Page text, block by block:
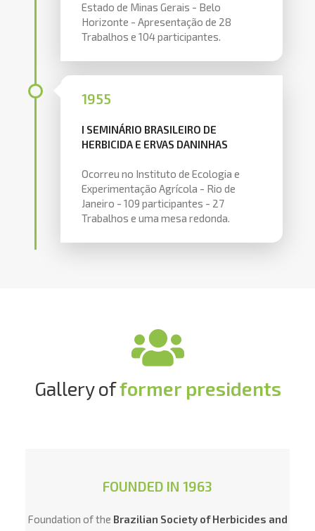
Estado de Minas Gerais - Belo
Horizonte - Apresentação de 28
Trabalhos e 104 participantes.
1955
I SEMINÁRIO BRASILEIRO DE
HERBICIDA E ERVAS DANINHAS
Ocorreu no Instituto de Ecologia e
Experimentação Agrícola - Rio de
Janeiro - 109 participantes - 27
Trabalhos e uma mesa redonda.
Gallery offormer presidents
FOUNDED IN 1963
Foundation of the Brazilian Society of Herbicides and